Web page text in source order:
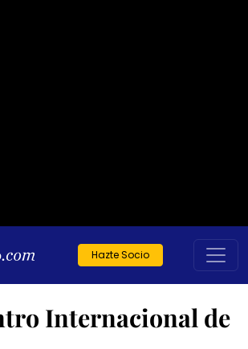
Hazte Socio
Internacional de